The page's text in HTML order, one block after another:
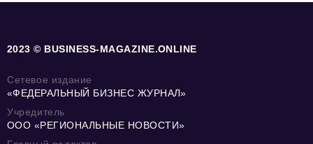
2023 © BUSINESS-MAGAZINE.ONLINE
Сетевое издание
«ФЕДЕРАЛЬНЫЙ БИЗНЕС ЖУРНАЛ»
Учредитель
ООО «РЕГИОНАЛЬНЫЕ НОВОСТИ»